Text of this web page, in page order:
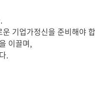
기업가정신을 준비해야
이끌며,
.